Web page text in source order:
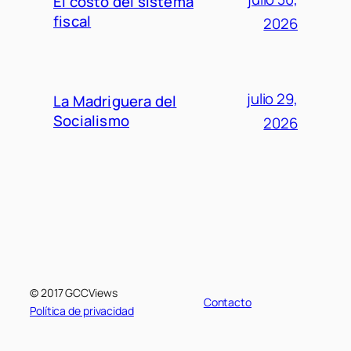
fiscal
2026
La Madriguera del
Socialismo
julio 29,
2026
© 2017 GCCViews
Política de privacidad
Contacto